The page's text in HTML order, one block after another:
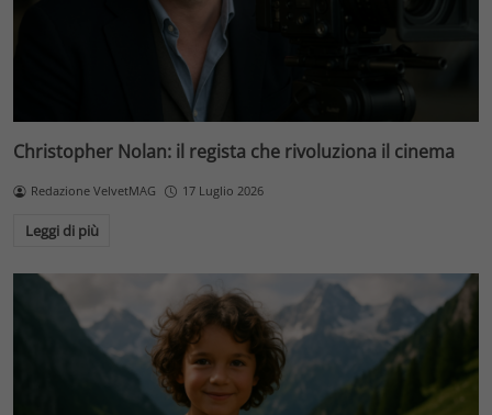
Christopher Nolan: il regista che rivoluziona il cinema
Redazione VelvetMAG 17 Luglio 2026
Leggi di più